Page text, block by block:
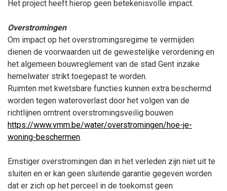
Het project heeft hierop geen betekenisvolle impact.
Overstromingen
Om impact op het overstromingsregime te vermijden
dienen de voorwaarden uit de gewestelijke verordening en
het algemeen bouwreglement van de stad Gent inzake
hemelwater strikt toegepast te worden.
Ruimten met kwetsbare functies kunnen extra beschermd
worden tegen wateroverlast door het volgen van de
richtlijnen omtrent overstromingsveilig bouwen
https://www.vmm.be/water/overstromingen/hoe-je-
woning-beschermen.
Ernstiger overstromingen dan in het verleden zijn niet uit te
sluiten en er kan geen sluitende garantie gegeven worden
dat er zich op het perceel in de toekomst geen